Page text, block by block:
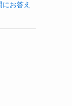
お答え